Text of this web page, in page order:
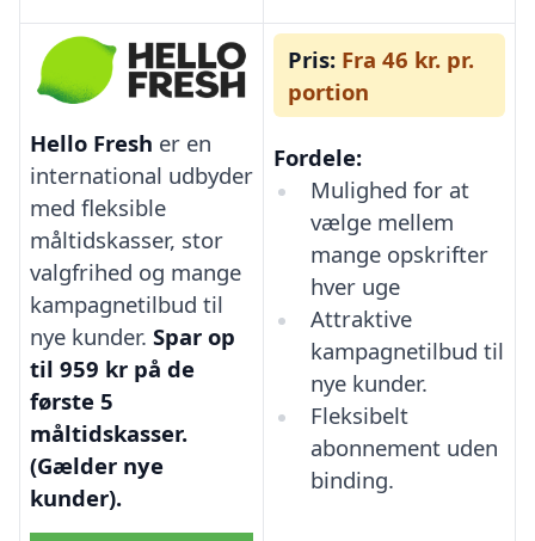
Hello Fresh er en
international udbyder
med fleksible
måltidskasser, stor
valgfrihed og mange
kampagnetilbud til
nye kunder. Spar op
til 959 kr på de
første 5
måltidskasser.
(Gælder nye
kunder).
Pris: Fra 46 kr. pr.
portion
Fordele:
Mulighed for at
vælge mellem
mange opskrifter
hver uge
Attraktive
kampagnetilbud til
nye kunder.
Fleksibelt
abonnement uden
binding.